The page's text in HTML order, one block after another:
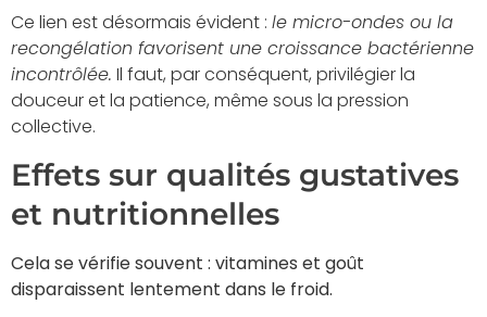
Ce lien est désormais évident : le micro-ondes ou la
recongélation favorisent une croissance bactérienne
incontrôlée. Il faut, par conséquent, privilégier la
douceur et la patience, même sous la pression
collective.
Effets sur qualités gustatives
et nutritionnelles
Cela se vérifie souvent : vitamines et goût
disparaissent lentement dans le froid.